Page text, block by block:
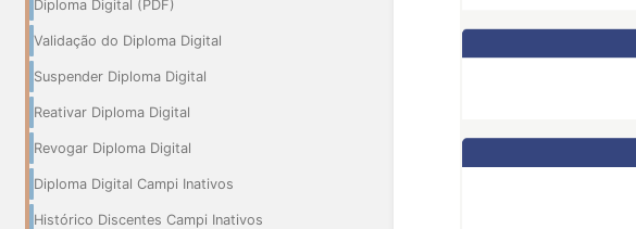
Diploma Digital (PDF)
Validação do Diploma Digital
Suspender Diploma Digital
Reativar Diploma Digital
Revogar Diploma Digital
Diploma Digital Campi Inativos
Histórico Discentes Campi Inativos